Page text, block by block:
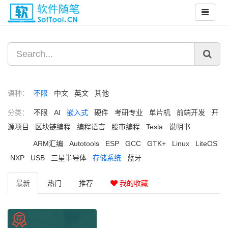
语种： 不限 中文 英文 其他
分类： 不限 AI 嵌入式 硬件 考研专业 单片机 前端开发
开
源项目
区块链编程 编程语言 股市编程 Tesla 说明书
ARM汇编 Autotools ESP GCC GTK+ Linux
LiteOS
NXP
USB 三星半导体 存储系统 蓝牙
最新 热门 推荐 我的收藏